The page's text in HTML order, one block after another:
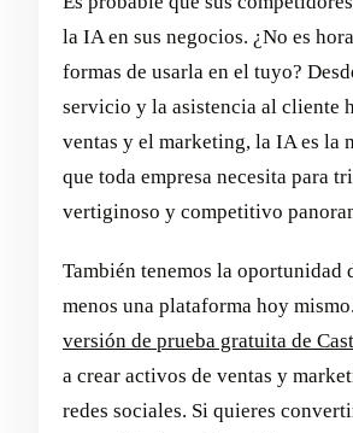
la IA en sus negocios. ¿No es
formas de usarla en el tuyo?
servicio y la asistencia al cliente
ventas y el marketing, la IA es la
que toda empresa necesita para
vertiginoso y competitivo
También tenemos la oportunidad
menos una plataforma hoy
versión de prueba gratuita de
a crear activos de ventas y
redes sociales. Si quieres